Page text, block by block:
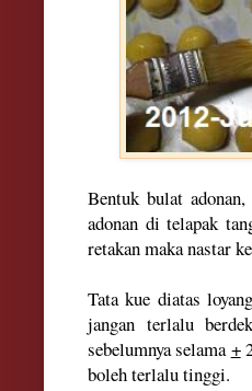
Bentuk bulat
adonan di telapak
retakan maka nastar
Tata kue diatas
jangan terlalu
sebelumnya selama+
boleh terlalu tinggi.